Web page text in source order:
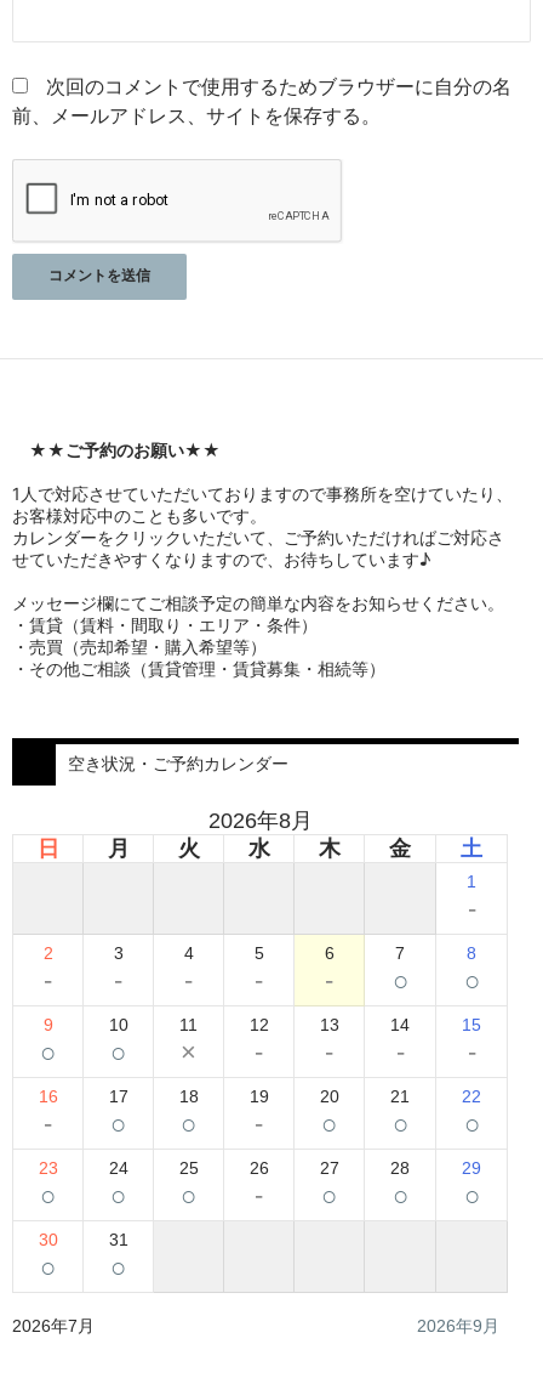
次回のコメントで使用するためブラウザーに自分の名
前、メールアドレス、サイトを保存する。
★★ご予約のお願い★★
1人で対応させていただいておりますので事務所を空けていたり、
お客様対応中のことも多いです。
カレンダーをクリックいただいて、ご予約いただければご対応さ
せていただきやすくなりますので、お待ちしています♪
メッセージ欄にてご相談予定の簡単な内容をお知らせください。
・賃貸（賃料・間取り・エリア・条件）
・売買（売却希望・購入希望等）
・その他ご相談（賃貸管理・賃貸募集・相続等）
空き状況・ご予約カレンダー
2026年8月
日
月 火 水 木 金 土
1
-
2
-
3
-
4
-
5
-
6
-
7
○
8
○
9
○
10
○
11
×
12
-
13
-
14
-
15
-
16
-
17
○
18
○
19
-
20
○
21
○
22
○
23
○
24
○
25
○
26
-
27
○
28
○
29
○
30
○
31
○
2026年7月 2026年9月